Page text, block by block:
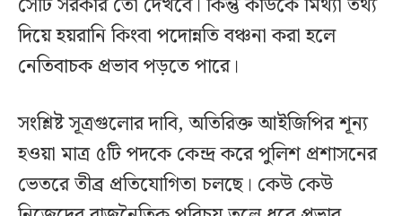
দিয়ে হয়রানি কিংবা পদোন্নতি বঞ্চনা করা হলে
নেতিবাচক প্রভাব পড়তে পারে।
সংশ্লিষ্ট সূত্রগুলোর দাবি, অতিরিক্ত আইজিপির শূন্য
হওয়া মাত্র ৫টি পদকে কেন্দ্র করে পুলিশ প্রশাসনের
ভেতরে তীব্র প্রতিযোগিতা চলছে। কেউ কেউ